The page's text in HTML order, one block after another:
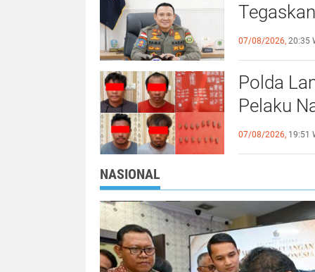
07/08/2026, 20:35
Polda
Pelaku
Ekstasi
07/08/2026, 19:51
NASIONAL